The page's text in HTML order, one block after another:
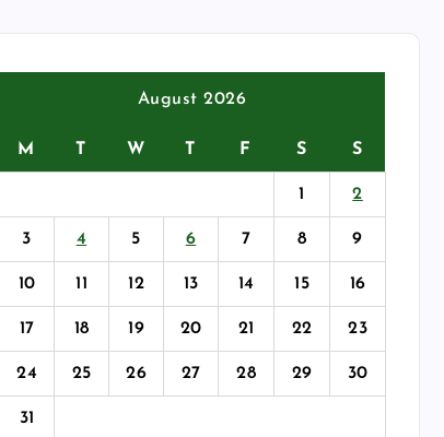
August 2026
M T W T F S S
1 2
3 4 5 6 7 8 9
10 11 12 13 14 15 16
17 18 19 20 21 22 23
24 25 26 27 28 29 30
31